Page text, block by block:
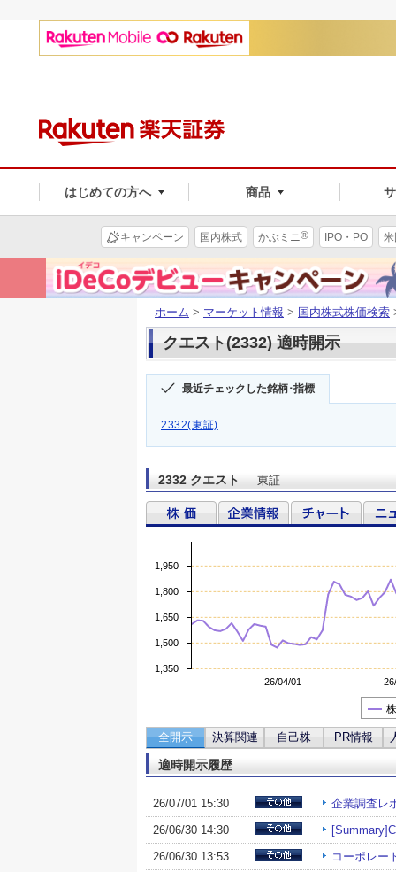
はじめての方へ 商品
キャンペーン 国内株式 かぶミニ® IPO・PO
ホーム > マーケット情報 > 国内株式株価検索
クエスト(2332) 適時開示
最近チェックした銘柄･指標
2332(東証)
2332 クエスト 東証